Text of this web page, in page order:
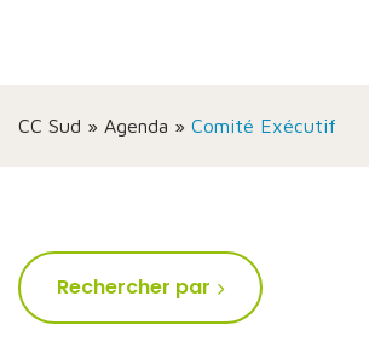
CC Sud » Agenda » Comité Exécutif
Rechercher par